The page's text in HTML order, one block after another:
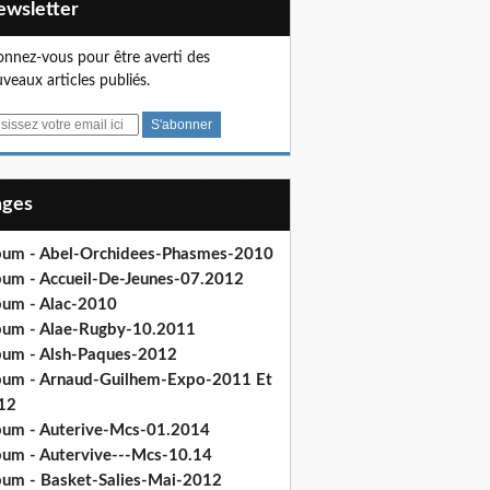
vous pour être averti des
articles publiés.
- Abel-Orchidees-Phasmes-2010
- Accueil-De-Jeunes-07.2012
- Alac-2010
- Alae-Rugby-10.2011
- Alsh-Paques-2012
- Arnaud-Guilhem-Expo-2011 Et
- Auterive-Mcs-01.2014
- Autervive---Mcs-10.14
- Basket-Salies-Mai-2012